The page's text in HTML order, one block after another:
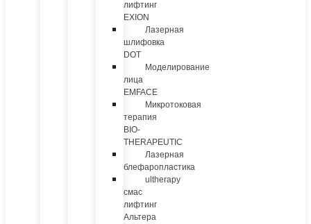
лифтинг
EXION
Лазерная
шлифовка
DOT
Моделирование
лица
EMFACE
Микротоковая
терапия
BIO-
THERAPEUTIC
Лазерная
блефаропластика
ultherapy
смас
лифтинг
Альтера